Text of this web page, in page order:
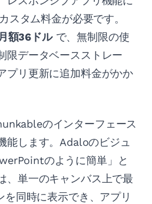
スタム料金が必要です。
月額36ドルで、無制限の使
限データベースストレー
プリ更新に追加料金がかか
のインターフェース
能します。Adaloのビジュ
のように簡単」と
、単一のキャンバス上で最
同時に表示でき、アプリ